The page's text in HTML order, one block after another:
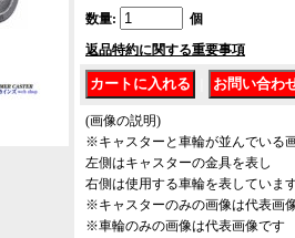
数量:
個
返品特約に関する重要事項
(画像の説明)
※キャスターと車輪が並んでいる
左側はキャスターの金具を表し
右側は使用する車輪を表していま
※キャスターのみの画像は代表画
※車輪のみの画像は代表画像です